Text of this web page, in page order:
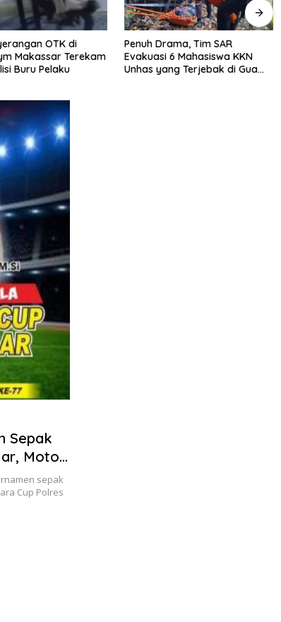
Tim SAR
Mahasiswa KKN
Terjebak di Gua
Puluhan Rumah Rata dengan
Tanah, Kebakaran Hebat di
Tallo Makassar Sisakan Duka
Sepak
Motor
sepak
Cup Polres